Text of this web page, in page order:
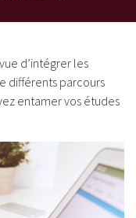
d’intégrer les
différents parcours
entamer vos études